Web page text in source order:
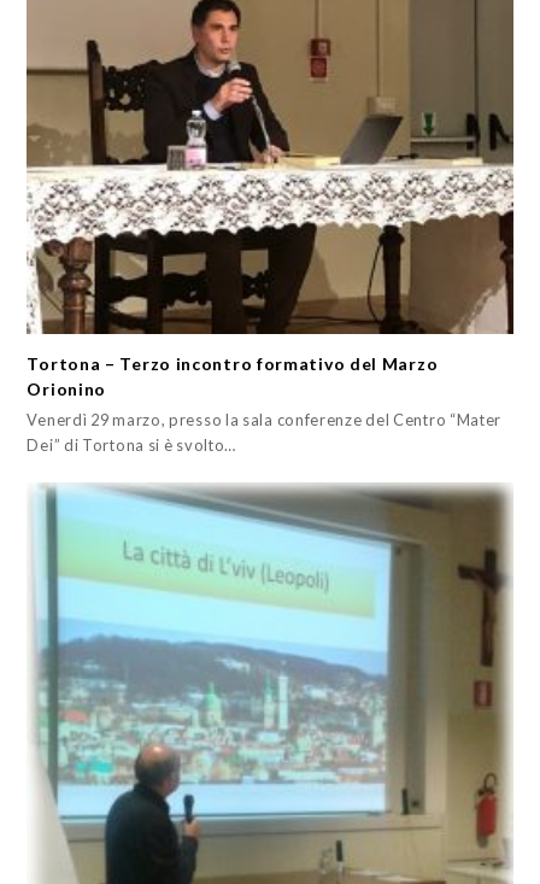
Tortona – Terzo incontro formativo del Marzo
Orionino
Venerdì 29 marzo, presso la sala conferenze del Centro “Mater
Dei” di Tortona si è svolto…